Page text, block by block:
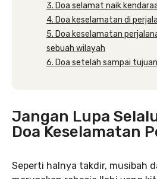
3. Doa selamat naik
4. Doa keselamatan di
5. Doa keselamatan
sebuah wilayah
6. Doa setelah sampai tujuan
Jangan Lupa
Doa Keselamatan
Seperti halnya takdir, musibah